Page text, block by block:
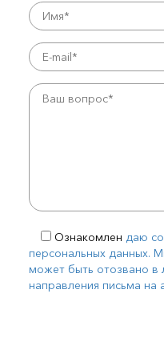
Ознакомлен даю
персональных данных.
может быть отозвано в
направления письма на